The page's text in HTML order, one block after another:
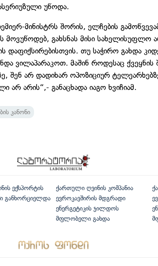
უწოდა.
მინისტრს შორის, ელჩების
გახსნას მისი სახელისუფლო
დაფიქსირებისთვის. თუ საჭირო გახდა
ვილაპარაკოთ. მაშინ როდესაც ქვეყნის
შენ არ დადიხარ ოპოზიციურ
არ არის“,- განაცხადა იაგო ხვიჩიამ.
კანონი
ექსპორტის
განხორციელდა
ქართული ღვინის კომპანია
ევროკავშირის მდგრადი
ენერგეტიკის ჯილდოს
მფლობელი გახდა